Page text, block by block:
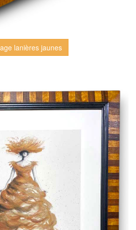
lanières jaunes